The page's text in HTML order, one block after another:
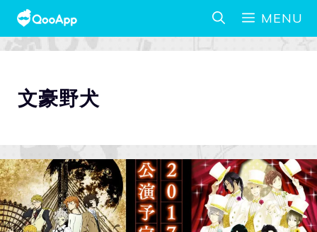
MENU
文豪野犬